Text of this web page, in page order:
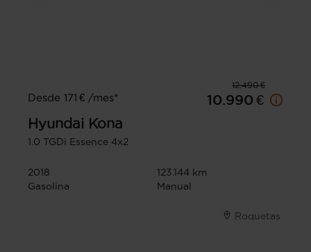
12.490 €
Desde 171 € /mes*
10.990 €
Hyundai Kona
1.0 TGDi Essence 4x2
2018
123.144 km
Gasolina
Manual
Roquetas